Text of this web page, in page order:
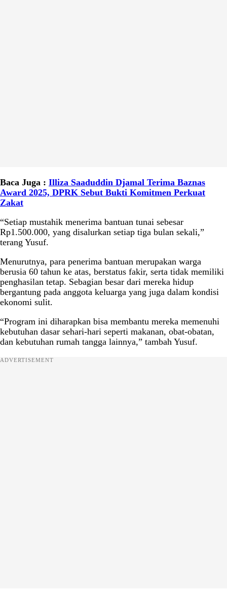
Baca Juga : Illiza Saaduddin Djamal Terima Baznas
Award 2025, DPRK Sebut Bukti Komitmen Perkuat
Zakat
“Setiap mustahik menerima bantuan tunai sebesar
Rp1.500.000, yang disalurkan setiap tiga bulan sekali,”
terang Yusuf.
Menurutnya, para penerima bantuan merupakan warga
berusia 60 tahun ke atas, berstatus fakir, serta tidak memiliki
penghasilan tetap. Sebagian besar dari mereka hidup
bergantung pada anggota keluarga yang juga dalam kondisi
ekonomi sulit.
“Program ini diharapkan bisa membantu mereka memenuhi
kebutuhan dasar sehari-hari seperti makanan, obat-obatan,
dan kebutuhan rumah tangga lainnya,” tambah Yusuf.
ADVERTISEMENT